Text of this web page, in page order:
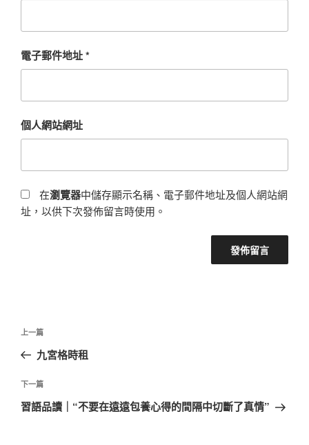
電子郵件地址*
個人網站網址
在瀏覽器中儲存顯示名稱、電子郵件地址及個人網站網
址，以供下次發佈留言時使用。
文
導
覽
上
一
文
章
上一篇
九宮格時租
下
一
下一篇
習語品讀｜“不要在遠遠包養心得的間隔中切斷了真情”